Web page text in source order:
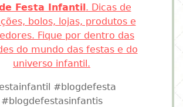
Festa Infantil. Dicas de
bolos, lojas, produtos e
Fique por dentro das
do mundo das festas e do
universo infantil.
#blogdefesta
#blogdefestasinfantis